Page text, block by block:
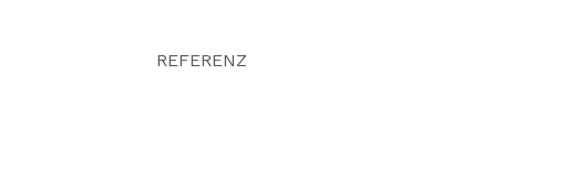
REFERENZ